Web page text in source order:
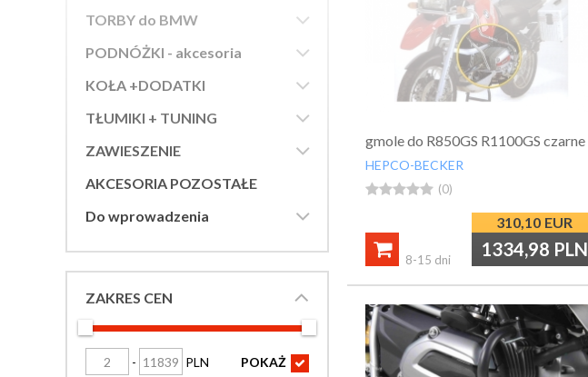

TORBY do BMW

PODNÓŻKI - akcesoria

KOŁA +DODATKI

TŁUMIKI + TUNING

ZAWIESZENIE
AKCESORIA POZOSTAŁE

Do wprowadzenia
ZAKRES CEN
- PLN POKAŻ 
gmole do R850GS R1100GS czarne
HEPCO-BECKER
 (0)
310,10 EUR
1334,98 PLN

8-15 dni